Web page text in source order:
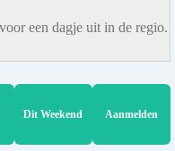
een dagje uit in de regio.
Dit Weekend Aanmelden